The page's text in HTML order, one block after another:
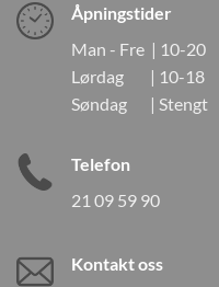
Åpningstider
Man - Fre | 10-20
Lørdag | 10-18
Søndag | Stengt
Telefon
21 09 59 90
Kontakt oss